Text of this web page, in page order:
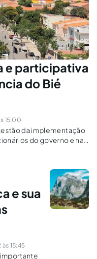
e participativa
do Bié
15:00
da implementação
do governo e na
e sua
15:45